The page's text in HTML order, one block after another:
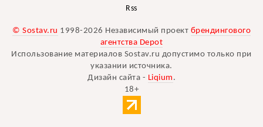
Rss
© Sostav.ru 1998-2026 Независимый проект брендингового
агентства Depot
Использование материалов Sostav.ru допустимо только при
указании источника.
Дизайн сайта - Liqium .
18+